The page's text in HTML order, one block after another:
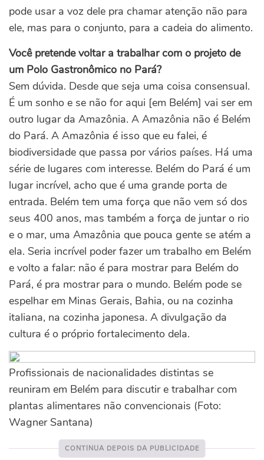
pode usar a voz dele pra chamar atenção não para
ele, mas para o conjunto, para a cadeia do alimento.
Você pretende voltar a trabalhar com o projeto de
um Polo Gastronômico no Pará?
Sem dúvida. Desde que seja uma coisa consensual.
É um sonho e se não for aqui [em Belém] vai ser em
outro lugar da Amazônia. A Amazônia não é Belém
do Pará. A Amazônia é isso que eu falei, é
biodiversidade que passa por vários países. Há uma
série de lugares com interesse. Belém do Pará é um
lugar incrível, acho que é uma grande porta de
entrada. Belém tem uma força que não vem só dos
seus 400 anos, mas também a força de juntar o rio
e o mar, uma Amazônia que pouca gente se atém a
ela. Seria incrível poder fazer um trabalho em Belém
e volto a falar: não é para mostrar para Belém do
Pará, é pra mostrar para o mundo. Belém pode se
espelhar em Minas Gerais, Bahia, ou na cozinha
italiana, na cozinha japonesa. A divulgação da
cultura é o próprio fortalecimento dela.
Profissionais de nacionalidades distintas se
reuniram em Belém para discutir e trabalhar com
plantas alimentares não convencionais (Foto:
Wagner Santana)